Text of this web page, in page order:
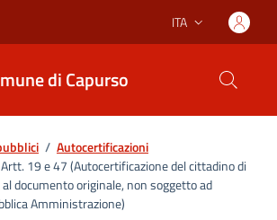
Lingua attiva:
ITA
di Capurso
/ Autocertificazioni
19 e 47 (Autocertificazione del cittadino di
documento originale, non soggetto ad
Amministrazione)